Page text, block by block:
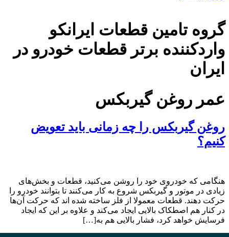
گروه تامین قطعات ایرانکو
واردکننده برتر قطعات خودرو در
ایران
عمر روغن گیربکس
روغن گیربکس را چه زمانی باید تعویض
کنیم؟
هنگامی که خودروی خود را روشن می‌کنید، قطعات و بخش‌های
زیادی در موتور و گیربکس شروع به کار می‌کنند تا بتوانند خودرو را
‬فرسایش‭ ‬خواهد‭ ‬کرد،‭ ‬فشار‭ ‬بالایی‭ ‬هم‭ ‬به‭ […]